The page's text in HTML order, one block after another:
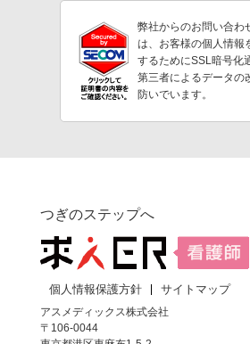
弊社からのお問い合わ
は、お客様の個人情報
するためにSSL暗号化
第三者によるデータの
防いでいます。
つぎのステップへ
個人情報保護方針
サイトマップ
アスメディックス株式会社
〒106-0044